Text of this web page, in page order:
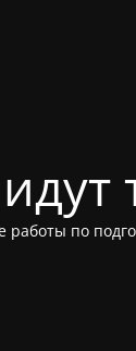
работы по